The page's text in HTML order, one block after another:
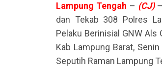
Lampung Tengah – (CJ)–
dan Tekab 308 Polres
Pelaku Berinisial GNW Als
Kab Lampung Barat,
Seputih Raman Lampung